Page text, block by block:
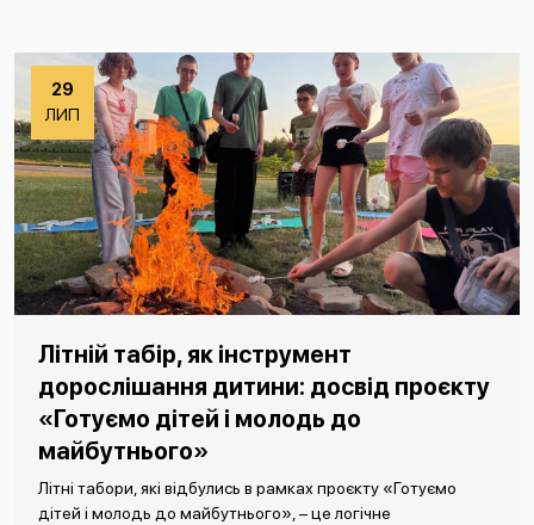
29
ЛИП
Літній табір, як інструмент
дорослішання дитини: досвід проєкту
«Готуємо дітей і молодь до
майбутнього»
Літні табори, які відбулись в рамках проєкту «Готуємо
дітей і молодь до майбутнього», – це логічне